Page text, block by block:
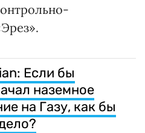
Если бы
наземное
на Газу, как бы